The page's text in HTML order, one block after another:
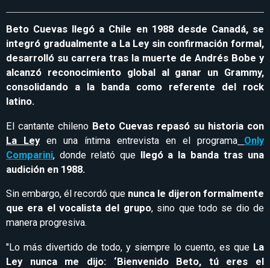
Beto Cuevas llegó a Chile en 1988 desde Canadá, se
integró gradualmente a La Ley sin confirmación formal,
desarrolló su carrera tras la muerte de Andrés Bobe y
alcanzó reconocimiento global al ganar un Grammy,
consolidando a la banda como referente del rock
latino.
El cantante chileno Beto Cuevas repasó su historia con
La Ley en una íntima entrevista en el programa
Only
Comparini, donde relató que llegó a la banda tras una
audición en 1988.
Sin embargo, él recordó que nunca le dijeron formalmente
que era el vocalista del grupo, sino que todo se dio de
manera progresiva.
"Lo más divertido de todo, y siempre lo cuento, es que La
Ley nunca me dijo: ‘Bienvenido Beto, tú eres el